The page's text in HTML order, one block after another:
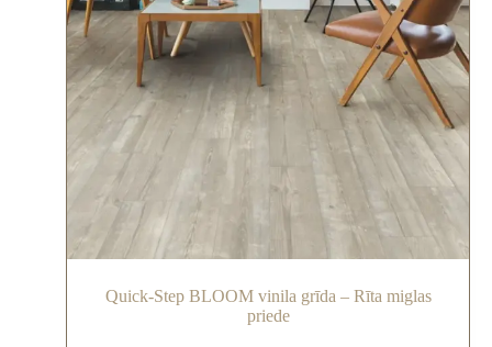
Quick-Step BLOOM vinila grīda – Rīta miglas
priede